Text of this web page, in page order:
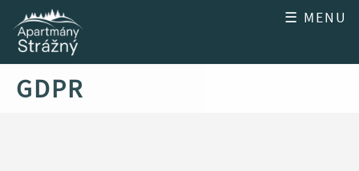
☰ MENU
GDPR